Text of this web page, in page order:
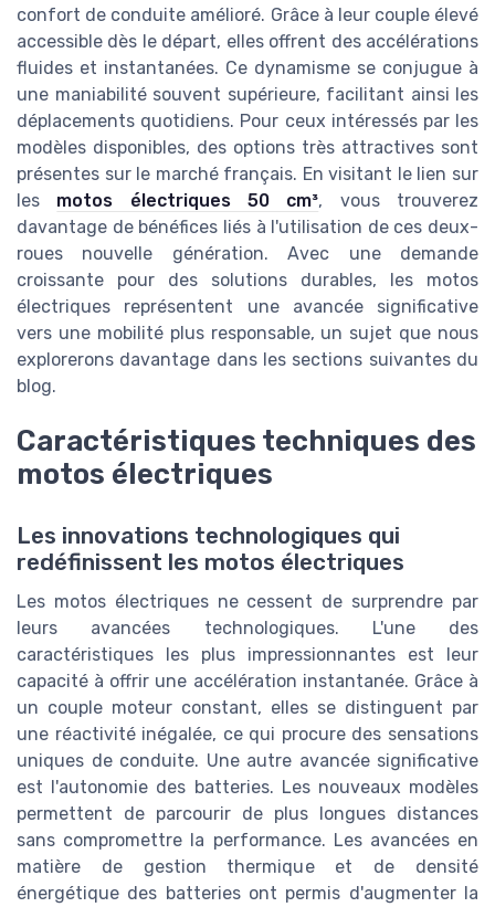
confort de conduite amélioré. Grâce à leur couple élevé
accessible dès le départ, elles offrent des accélérations
fluides et instantanées. Ce dynamisme se conjugue à
une maniabilité souvent supérieure, facilitant ainsi les
déplacements quotidiens. Pour ceux intéressés par les
modèles disponibles, des options très attractives sont
présentes sur le marché français. En visitant le lien sur
les motos électriques 50 cm³, vous trouverez
davantage de bénéfices liés à l'utilisation de ces deux-
roues nouvelle génération. Avec une demande
croissante pour des solutions durables, les motos
électriques représentent une avancée significative
vers une mobilité plus responsable, un sujet que nous
explorerons davantage dans les sections suivantes du
blog.
Caractéristiques techniques des
motos électriques
Les innovations technologiques qui
redéfinissent les motos électriques
Les motos électriques ne cessent de surprendre par
leurs avancées technologiques. L'une des
caractéristiques les plus impressionnantes est leur
capacité à offrir une accélération instantanée. Grâce à
un couple moteur constant, elles se distinguent par
une réactivité inégalée, ce qui procure des sensations
uniques de conduite. Une autre avancée significative
est l'autonomie des batteries. Les nouveaux modèles
permettent de parcourir de plus longues distances
sans compromettre la performance. Les avancées en
matière de gestion thermique et de densité
énergétique des batteries ont permis d'augmenter la